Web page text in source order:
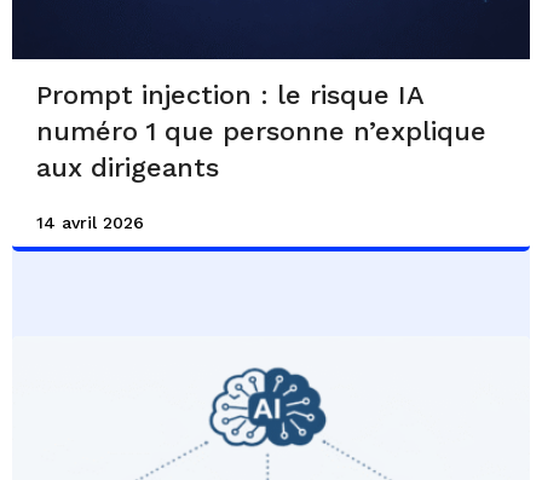
Prompt injection : le risque IA
numéro 1 que personne n’explique
aux dirigeants
14 avril 2026